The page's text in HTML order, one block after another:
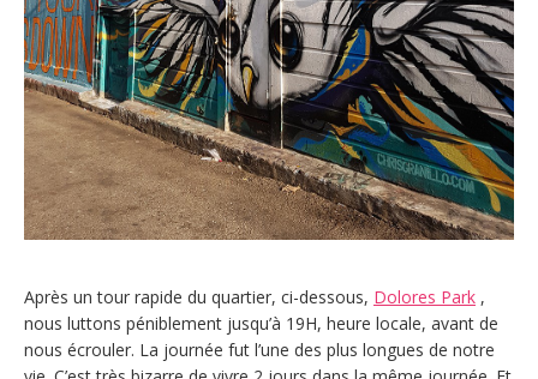
Après un tour rapide du quartier, ci-dessous, Dolores Park ,
nous luttons péniblement jusqu’à 19H, heure locale, avant de
nous écrouler. La journée fut l’une des plus longues de notre